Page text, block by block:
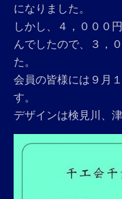
になりました。
しかし、４，０００
んでしたので、３，
た。
会員の皆様には９月
す。
デザインは検見川、